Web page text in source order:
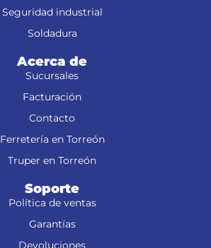
Seguridad industrial
Soldadura
Acerca de
Sucursales
Facturación
Contacto
Ferretería en Torreón
Truper en Torreón
Soporte
Política de ventas
Garantías
Devoluciones